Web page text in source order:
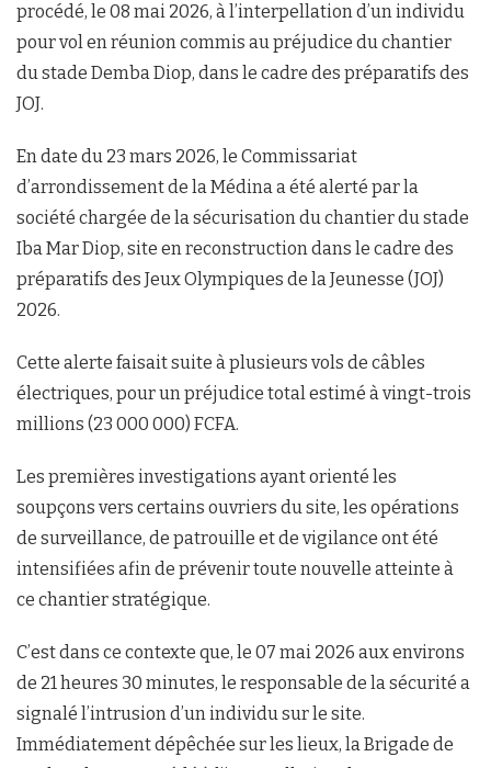
procédé, le 08 mai 2026, à l’interpellation d’un individu
pour vol en réunion commis au préjudice du chantier
du stade Demba Diop, dans le cadre des préparatifs des
JOJ.
En date du 23 mars 2026, le Commissariat
d’arrondissement de la Médina a été alerté par la
société chargée de la sécurisation du chantier du stade
Iba Mar Diop, site en reconstruction dans le cadre des
préparatifs des Jeux Olympiques de la Jeunesse (JOJ)
2026.
Cette alerte faisait suite à plusieurs vols de câbles
électriques, pour un préjudice total estimé à vingt-trois
millions (23 000 000) FCFA.
Les premières investigations ayant orienté les
soupçons vers certains ouvriers du site, les opérations
de surveillance, de patrouille et de vigilance ont été
intensifiées afin de prévenir toute nouvelle atteinte à
ce chantier stratégique.
C’est dans ce contexte que, le 07 mai 2026 aux environs
de 21 heures 30 minutes, le responsable de la sécurité a
signalé l’intrusion d’un individu sur le site.
Immédiatement dépêchée sur les lieux, la Brigade de